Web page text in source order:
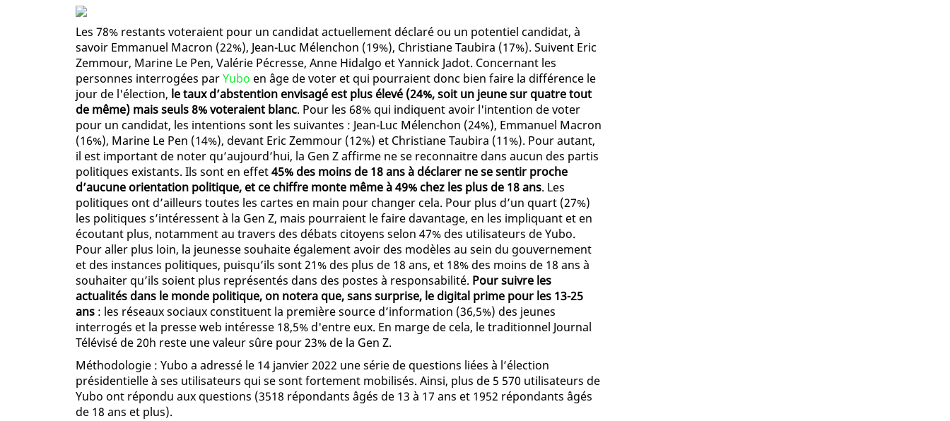
Les 78% restants voteraient pour un candidat actuellement déclaré ou un potentiel candidat, à
savoir Emmanuel Macron (22%), Jean-Luc Mélenchon (19%), Christiane Taubira (17%). Suivent Eric
Zemmour, Marine Le Pen, Valérie Pécresse, Anne Hidalgo et Yannick Jadot. Concernant les
personnes interrogées parYubo en âge de voter et qui pourraient donc bien faire la différence le
jour de l'élection, le taux d’abstention envisagé est plus élevé (24%, soit un jeune sur quatre tout
de même) mais seuls 8% voteraient blanc. Pour les 68% qui indiquent avoir l'intention de voter
pour un candidat, les intentions sont les suivantes : Jean-Luc Mélenchon (24%), Emmanuel Macron
(16%), Marine Le Pen (14%), devant Eric Zemmour (12%) et Christiane Taubira (11%). Pour autant,
il est important de noter qu’aujourd’hui, la Gen Z affirme ne se reconnaitre dans aucun des partis
politiques existants. Ils sont en effet45% des moins de 18 ans à déclarer ne se sentir proche
d’aucune orientation politique, et ce chiffre monte même à 49% chez les plus de 18 ans. Les
politiques ont d’ailleurs toutes les cartes en main pour changer cela. Pour plus d’un quart (27%)
les politiques s’intéressent à la Gen Z, mais pourraient le faire davantage, en les impliquant et en
écoutant plus, notamment au travers des débats citoyens selon 47% des utilisateurs de Yubo.
Pour aller plus loin, la jeunesse souhaite également avoir des modèles au sein du gouvernement
et des instances politiques, puisqu’ils sont 21% des plus de 18 ans, et 18% des moins de 18 ans à
souhaiter qu’ils soient plus représentés dans des postes à responsabilité. Pour suivre les
actualités dans le monde politique, on notera que, sans surprise, le digital prime pour les 13-25
ans : les réseaux sociaux constituent la première source d’information (36,5%) des jeunes
interrogés et la presse web intéresse 18,5% d'entre eux. En marge de cela, le traditionnel Journal
Télévisé de 20h reste une valeur sûre pour 23% de la Gen Z.
Méthodologie : Yubo a adressé le 14 janvier 2022 une série de questions liées à l’élection
présidentielle à ses utilisateurs qui se sont fortement mobilisés. Ainsi, plus de 5 570 utilisateurs de
Yubo ont répondu aux questions (3518 répondants âgés de 13 à 17 ans et 1952 répondants âgés
de 18 ans et plus).